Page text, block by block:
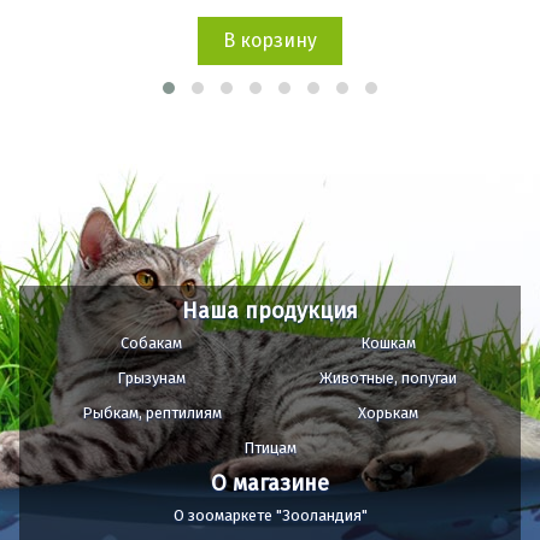
В корзину
Наша продукция
Собакам
Кошкам
Грызунам
Животные, попугаи
Рыбкам, рептилиям
Хорькам
Птицам
О магазине
О зоомаркете "Зооландия"